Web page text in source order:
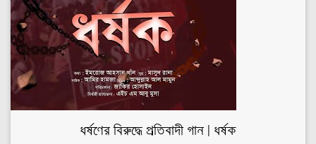
ধর্ষণের বিরুদ্ধে প্রতিবাদী গান | ধর্ষক